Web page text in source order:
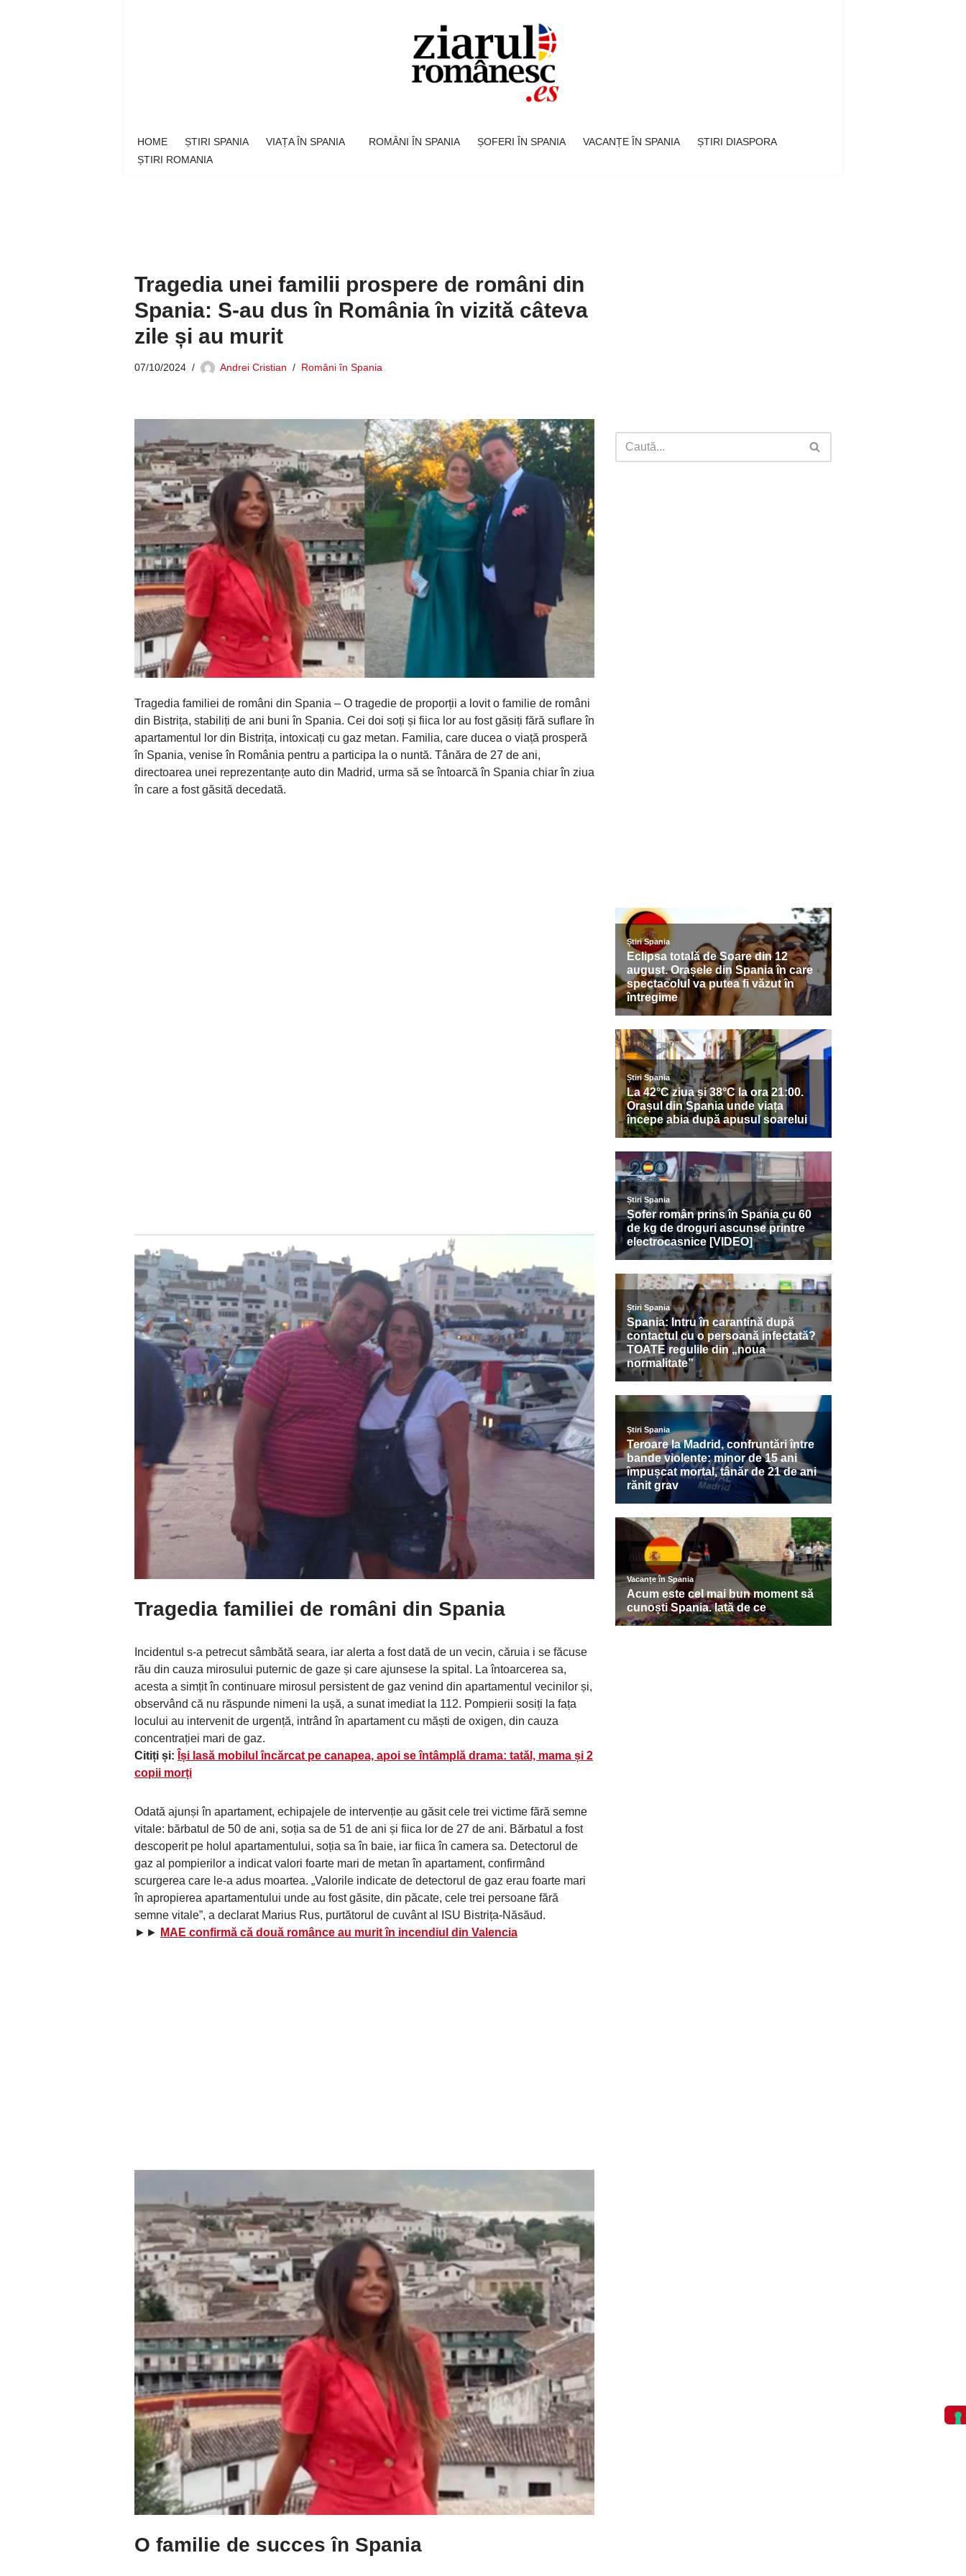
HOME ȘTIRI SPANIA VIAȚA ÎN SPANIA ROMÂNI ÎN SPANIA ȘOFERI ÎN SPANIA VACANȚE ÎN SPANIA
ȘTIRI DIASPORA
ȘTIRI ROMANIA
Tragedia unei familii prospere de români din
Spania: S-au dus în România în vizită câteva
zile și au murit
07/10/2024 Andrei Cristian Români în Spania
Tragedia familiei de români din Spania – O tragedie de proporții a lovit o familie de români
din Bistrița, stabiliți de ani buni în Spania. Cei doi soți și fiica lor au fost găsiți fără suflare în
apartamentul lor din Bistrița, intoxicați cu gaz metan. Familia, care ducea o viață prosperă
în Spania, venise în România pentru a participa la o nuntă. Tânăra de 27 de ani,
directoarea unei reprezentanțe auto din Madrid, urma să se întoarcă în Spania chiar în ziua
în care a fost găsită decedată.
Tragedia familiei de români din Spania
Incidentul s-a petrecut sâmbătă seara, iar alerta a fost dată de un vecin, căruia i se făcuse
rău din cauza mirosului puternic de gaze și care ajunsese la spital. La întoarcerea sa,
acesta a simțit în continuare mirosul persistent de gaz venind din apartamentul vecinilor și,
observând că nu răspunde nimeni la ușă, a sunat imediat la 112. Pompierii sosiți la fața
locului au intervenit de urgență, intrând în apartament cu măști de oxigen, din cauza
concentrației mari de gaz.
Citiți și: Își lasă mobilul încărcat pe canapea, apoi se întâmplă drama: tatăl, mama și 2
copii morți
Odată ajunși în apartament, echipajele de intervenție au găsit cele trei victime fără semne
vitale: bărbatul de 50 de ani, soția sa de 51 de ani și fiica lor de 27 de ani. Bărbatul a fost
descoperit pe holul apartamentului, soția sa în baie, iar fiica în camera sa. Detectorul de
gaz al pompierilor a indicat valori foarte mari de metan în apartament, confirmând
scurgerea care le-a adus moartea. „Valorile indicate de detectorul de gaz erau foarte mari
în apropierea apartamentului unde au fost găsite, din păcate, cele trei persoane fără
semne vitale”, a declarat Marius Rus, purtătorul de cuvânt al ISU Bistrița-Năsăud.
►► MAE confirmă că două românce au murit în incendiul din Valencia
O familie de succes în Spania